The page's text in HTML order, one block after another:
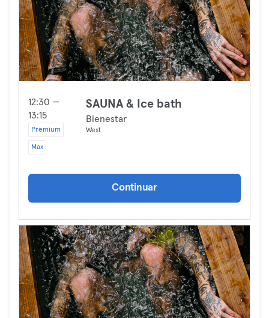
12:30 —
13:15
Premium
Max
SAUNA & Ice bath
Bienestar
West
Continuar